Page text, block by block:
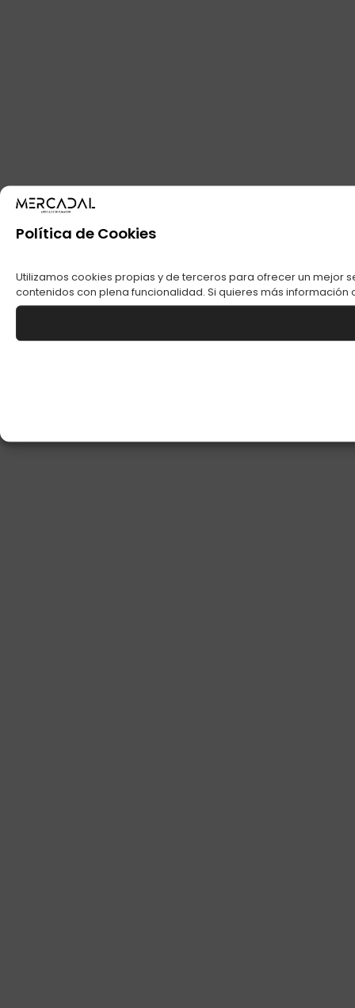
Política de Cookies
Utilizamos cookies propias y de terceros para ofrecer un mejor
contenidos con plena funcionalidad. Si quieres más